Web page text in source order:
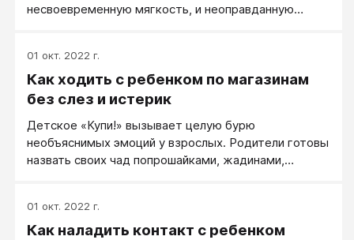
несвоевременную мягкость, и неоправданную
01 окт. 2022 г.
Как ходить с ребенком по магазинам
без слез и истерик
Детское «Купи!» вызывает целую бурю
необъяснимых эмоций у взрослых. Родители готовы
назвать своих чад попрошайками, жадинами,
бюджету. Или наоборот, испытывают такое
необъяснимое чувство вины перед ребенком, что
01 окт. 2022 г.
Как наладить контакт с ребенком